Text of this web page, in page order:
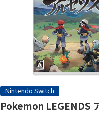
Nintendo Switch
Pokemon LEGENDS